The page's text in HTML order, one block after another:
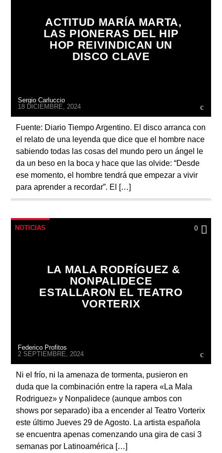
ACTITUD MARÍA MARTA,
LAS PIONERAS DEL HIP
HOP REIVINDICAN UN
DISCO CLAVE
Sergio Carluccio
18 DICIEMBRE, 2024
Fuente: Diario Tiempo Argentino. El disco arranca con
el relato de una leyenda que dice que el hombre nace
sabiendo todas las cosas del mundo pero un ángel le
da un beso en la boca y hace que las olvide: “Desde
ese momento, el hombre tendrá que empezar a vivir
para aprender a recordar”. El […]
NOTICIAS 0
LA MALA RODRÍGUEZ &
NONPALIDECE
ESTALLARON EL TEATRO
VORTERIX
Federico Profitos
2 SEPTIEMBRE, 2024
Ni el frío, ni la amenaza de tormenta, pusieron en
duda que la combinación entre la rapera «La Mala
Rodriguez» y Nonpalidece (aunque ambos con
shows por separado) iba a encender al Teatro Vorterix
este último Jueves 29 de Agosto. La artista española
se encuentra apenas comenzando una gira de casi 3
semanas por Latinoamérica […]